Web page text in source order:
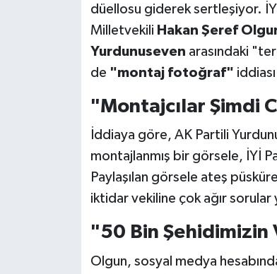
düellosu giderek sertleşiyor.
Milletvekili Hakan Şeref
Yurdunuseven arasındaki
de "montaj fotoğraf"
"Montajcılar Şimdi
İddiaya göre, AK Partili
montajlanmış bir görsele, İYİ
Paylaşılan görsele ateş
iktidar vekiline çok ağır
"50 Bin Şehidimizin
Olgun, sosyal medya